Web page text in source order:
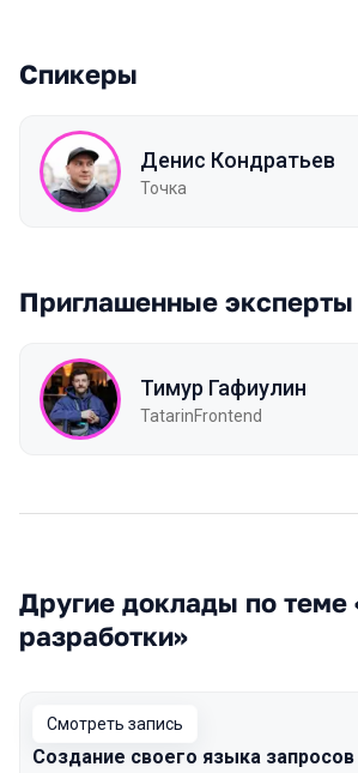
Спикеры
Денис Кондратьев
Точка
Приглашенные эксперты
Тимур Гафиулин
TatarinFrontend
Другие доклады по теме
разработки»
Смотреть запись
Создание своего языка запросов